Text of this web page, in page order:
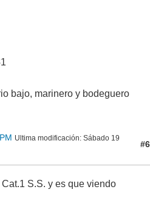
bajo, marinero y bodeguero
Ultima modificación: Sábado 19
#6
S.S. y es que viendo